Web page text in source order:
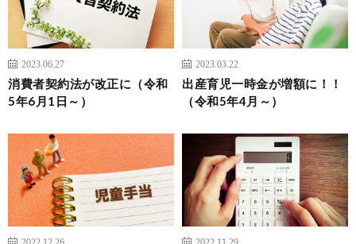
2023.06.27
消費者契約法が改正に（令和
5年6月1日～）
2023.03.22
出産育児一時金が増額に！！
（令和5年4月～）
2022.12.26 2022.11.29